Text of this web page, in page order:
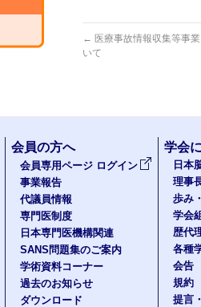
← 医療事故情報収集等事
いて
会員の方へ
会員専用ページ ログイン
事業報告
代議員情報
専門医制度
日本専門医機構関連
SANS問題集のご案内
学術資料コーナー
過去のお知らせ
ダウンロード
学会
日本
理事
歩み
学会
歴代
各種
会告
規約
提言